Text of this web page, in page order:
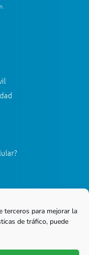
para mejorar la
de tráfico, puede